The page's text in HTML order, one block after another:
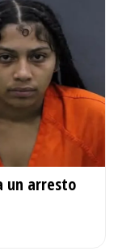
un arresto